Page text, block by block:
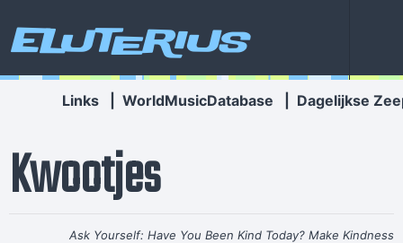
Eluterius
Links WorldMusicDatabase Dagelijkse
Kwootjes
Ask Yourself: Have You Been Kind Today? Make Kindness